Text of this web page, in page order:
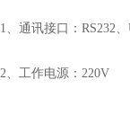
、通讯接口： RS232、
、工作电源： 220V